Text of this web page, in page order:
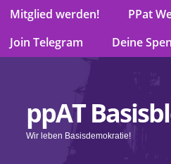
Mitglied werden! PPat
Join Telegram
Deine
ppAT
Wir leben Basisdemokratie!